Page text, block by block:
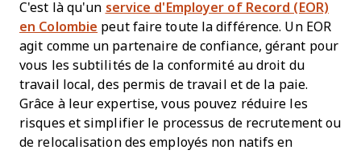
C'est là qu'un service d'Employer of Record (EOR)
en Colombie peut faire toute la différence. Un EOR
agit comme un partenaire de confiance, gérant pour
vous les subtilités de la conformité au droit du
travail local, des permis de travail et de la paie.
Grâce à leur expertise, vous pouvez réduire les
risques et simplifier le processus de recrutement ou
de relocalisation des employés non natifs en